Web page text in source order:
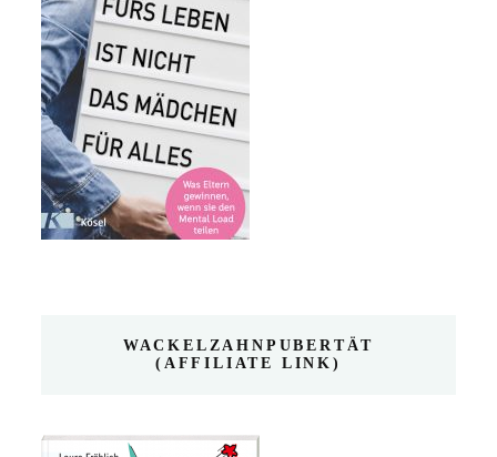
WACKELZAHNPUBERTÄT
(AFFILIATE LINK)